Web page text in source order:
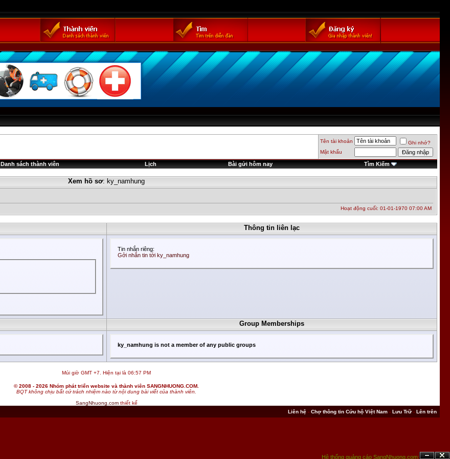
Tên tài khoản
Ghi nhớ?
Mật khẩu
Danh sách thành viên Lịch Bài gửi hôm nay Tìm Kiếm
Xem hồ sơ: ky_namhung
Hoạt động cuối: 01-01-1970 07:00 AM
Thông tin liên lạc
Tin nhắn riêng:
Gởi nhắn tin tới ky_namhung
Group Memberships
ky_namhung is not a member of any public groups
Hệ thống quảng cáo SangNhuong.com;
Múi giờ GMT +7. Hiện tại là 06:57 PM
© 2008 - 2026 Nhóm phát triển website và thành viên SANGNHUONG.COM.
BQT không chịu bất cứ trách nhiệm nào từ nội dung bài viết của thành viên.
SangNhuong.comthiết kế
Liên hệ - Chợ thông tin Cứu hộ Việt Nam - Lưu Trữ- Lên trên